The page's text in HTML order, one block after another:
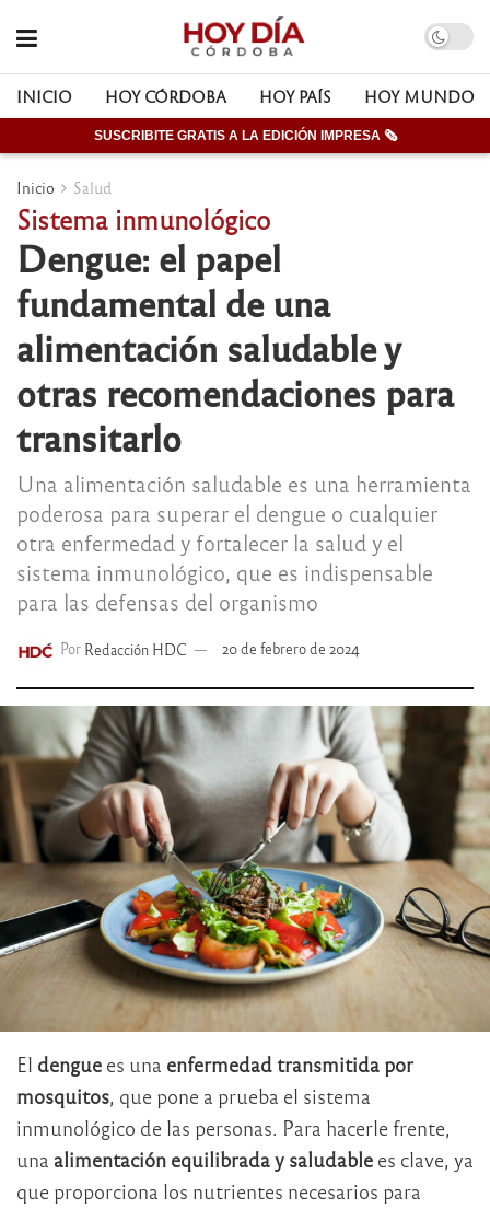
INICIO HOY CÓRDOBA HOY PAÍS HOY MUNDO
SUSCRIBITE GRATIS A LA EDICIÓN IMPRESA 🗞
Inicio Salud
Sistema inmunológico
Dengue: el papel
fundamental de una
alimentación saludable y
otras recomendaciones para
transitarlo
Una alimentación saludable es una herramienta
poderosa para superar el dengue o cualquier
otra enfermedad y fortalecer la salud y el
sistema inmunológico, que es indispensable
para las defensas del organismo
Por Redacción HDC 20 de febrero de 2024
El dengue es una enfermedad transmitida por
mosquitos, que pone a prueba el sistema
inmunológico de las personas. Para hacerle frente,
una alimentación equilibrada y saludable es clave, ya
que proporciona los nutrientes necesarios para